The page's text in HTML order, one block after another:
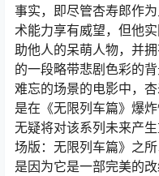
事实，即尽管杏寿郎作
术能力享有威望，但他
助他人的呆萌人物，并
的一段略带悲剧色彩的
难忘的场景的电影中，
是在《无限列车篇》爆
无疑将对该系列未来产
场版：无限列车篇》之
是因为它是一部完美的